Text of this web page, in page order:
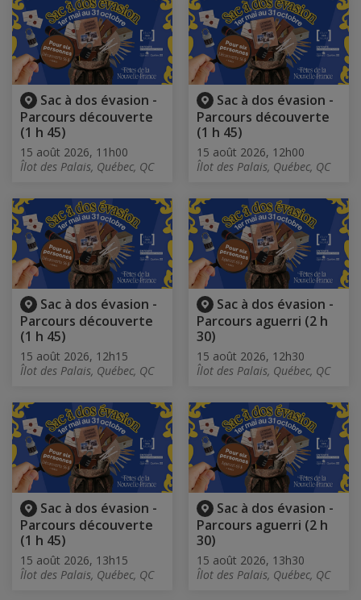
Sac à dos évasion -
Parcours découverte
(1 h 45)
15 août 2026, 11h00
Îlot des Palais, Québec, QC
Sac à dos évasion -
Parcours découverte
(1 h 45)
15 août 2026, 12h00
Îlot des Palais, Québec, QC
Sac à dos évasion -
Parcours découverte
(1 h 45)
15 août 2026, 12h15
Îlot des Palais, Québec, QC
Sac à dos évasion -
Parcours aguerri (2 h
30)
15 août 2026, 12h30
Îlot des Palais, Québec, QC
Sac à dos évasion -
Parcours découverte
(1 h 45)
15 août 2026, 13h15
Îlot des Palais, Québec, QC
Sac à dos évasion -
Parcours aguerri (2 h
30)
15 août 2026, 13h30
Îlot des Palais, Québec, QC